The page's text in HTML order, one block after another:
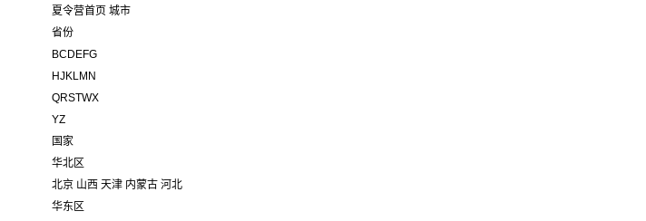
夏令营首页 城市
省份
BCDEFG
HJKLMN
QRSTWX
YZ
国家
华北区
北京 山西 天津 内蒙古 河北
华东区